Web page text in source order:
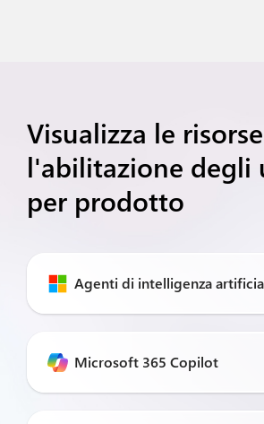
Visualizza le
l'abilitazione degli
per prodotto
Agenti di intelligenza
Microsoft 365 Copilot